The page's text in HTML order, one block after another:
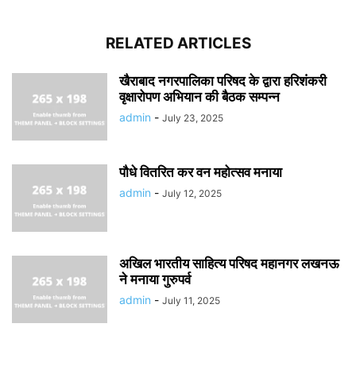
RELATED ARTICLES
खैराबाद नगरपालिका परिषद के द्वारा हरिशंकरी
वृक्षारोपण अभियान की बैठक सम्पन्न
admin - July 23, 2025
पौधे वितरित कर वन महोत्सव मनाया
admin - July 12, 2025
अखिल भारतीय साहित्य परिषद महानगर लखनऊ
ने मनाया गुरुपर्व
admin - July 11, 2025